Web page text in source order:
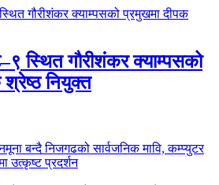
स्थित गौरीशंकर क्याम्पसको
नियुक्त